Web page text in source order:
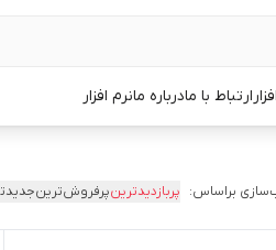
ارتباط با مادرباره مانرم افزار
براساس: پربازدیدترینپرفروش‌ترین